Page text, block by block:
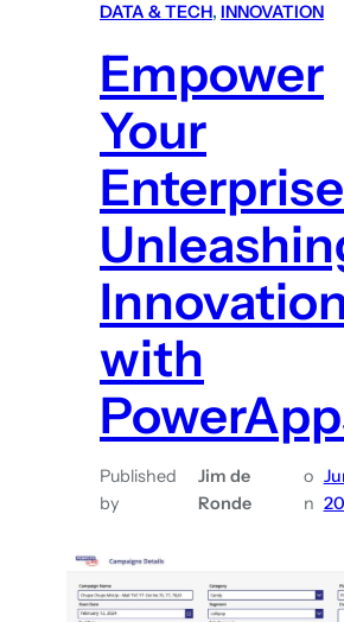
z
a
k
e
u
e
M
a
a
k
t
DATA & TECH, INNOVATION
Empower
Your
with
Published
by
Jim de
Ronde
o
n